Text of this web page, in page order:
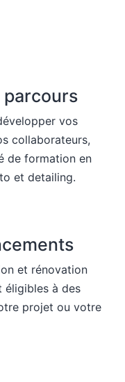
vos
collaborateurs,
de formation en
et detailing.
et rénovation
éligibles à des
projet ou votre